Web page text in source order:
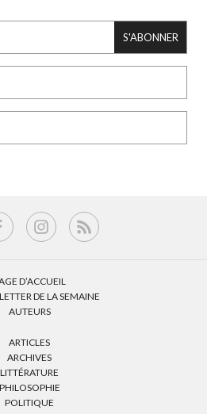
S'ABONNER
D’ACCUEIL
DE LA SEMAINE
AUTEURS
ARTICLES
ARCHIVES
LITTÉRATURE
PHILOSOPHIE
POLITIQUE